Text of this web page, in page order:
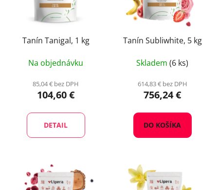
Tanín Tanigal, 1 kg
Na objednávku
85,04 € bez DPH
104,60 €
DETAIL
Tanín Subliwhite, 5 kg
Skladem (6 ks)
614,83 € bez DPH
756,24 €
DO KOŠÍKA